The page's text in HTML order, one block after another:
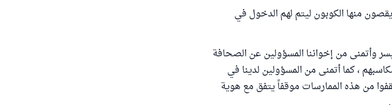
يقصون منها الكوبون ليتم لهم الدخول في
وأتمنى من إخواننا المسؤولين عن الصحافة
، كما أتمنى من المسؤولين لدينا في
من هذه الممارسات موقفاً يتفق مع هوية